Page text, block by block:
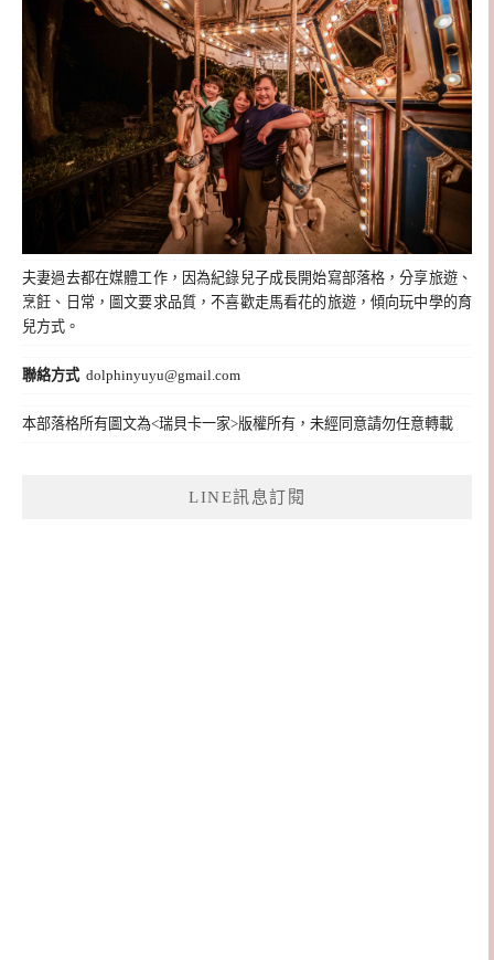
夫妻過去都在媒體工作，因為紀錄兒子成長開始寫部落格，分享旅遊、
烹飪、日常，圖文要求品質，不喜歡走馬看花的旅遊，傾向玩中學的育
兒方式。
聯絡方式 dolphinyuyu@gmail.com
本部落格所有圖文為<瑞貝卡一家>版權所有，未經同意請勿任意轉載
LINE訊息訂閱